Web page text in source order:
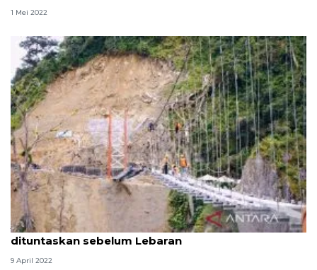
1 Mei 2022
Jembatan Gladak Perak terdampak Semeru
dituntaskan sebelum Lebaran
9 April 2022